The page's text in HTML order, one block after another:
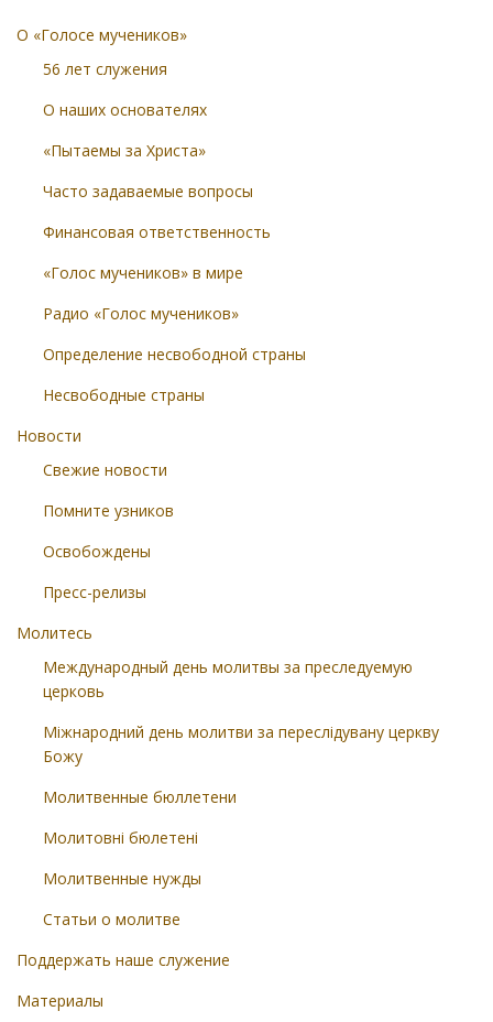
О «Голосе мучеников»
56 лет служения
О наших основателях
«Пытаемы за Христа»
Часто задаваемые вопросы
Финансовая ответственность
«Голос мучеников» в мире
Радио «Голос мучеников»
Определение несвободной страны
Несвободные страны
Новости
Свежие новости
Помните узников
Освобождены
Пресс-релизы
Молитесь
Международный день молитвы за преследуемую
церковь
Міжнародний день молитви за переслідувану церкву
Божу
Молитвенные бюллетени
Молитовні бюлетені
Молитвенные нужды
Статьи о молитве
Поддержать наше служение
Материалы